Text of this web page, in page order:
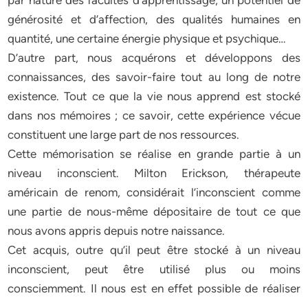
générosité et d’affection, des qualités humaines en
quantité, une certaine énergie physique et psychique…
D’autre part, nous acquérons et développons des
connaissances, des savoir-faire tout au long de notre
existence. Tout ce que la vie nous apprend est stocké
dans nos mémoires ; ce savoir, cette expérience vécue
constituent une large part de nos ressources.
Cette mémorisation se réalise en grande partie à un
niveau inconscient. Milton Erickson, thérapeute
américain de renom, considérait l’inconscient comme
une partie de nous-même dépositaire de tout ce que
nous avons appris depuis notre naissance.
Cet acquis, outre qu’il peut être stocké à un niveau
inconscient, peut être utilisé plus ou moins
consciemment. Il nous est en effet possible de réaliser